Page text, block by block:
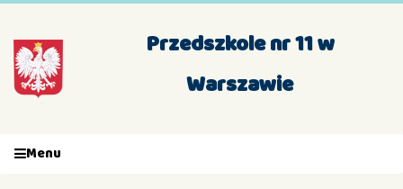
Przedszkole nr 11 w
Warszawie
Menu